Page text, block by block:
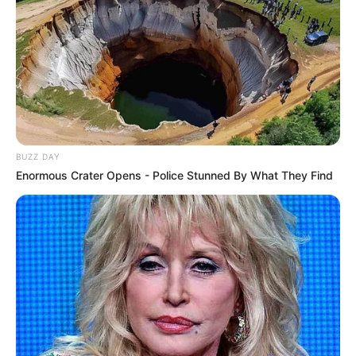
Südöstlich von Saalfeld liegt der oft auch
als Thüringer Meer bezeichnete Stausee
Hohenwarte. Er ist ein beliebtes
Touristenziel, zu dem unter anderem Campingplätze,
Bademöglichkeiten, Bootsverleihe (Ruderboote, Kanus,
Tretboote, Segelschiffe und Motorboote),
Schiffsrundfahrten, Wasserskiangebote und
Tauchstationen gehören.
Puzzle
Auflistung von Ausflugszielen und
Sehenswürdigkeiten im Kreis Saalfeld-Rudolstadt,
die auch von unseren Seitenbesuchern
eingetragen wurden:
Stadtmuseum Saalfeld im Franziskanerkloster -
BUZZ DAY
Enormous Crater Opens - Police Stunned By What They Find